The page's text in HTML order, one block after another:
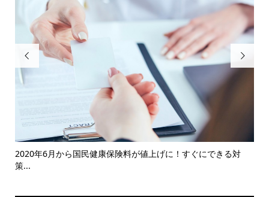

2020年6月から国民健康保険料が値上げに！すぐにできる対
策...
